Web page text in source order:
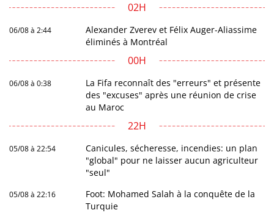
02H
06/08 à 2:44
Alexander Zverev et Félix Auger-Aliassime
éliminés à Montréal
00H
06/08 à 0:38
La Fifa reconnaît des "erreurs" et présente
des "excuses" après une réunion de crise
au Maroc
22H
05/08 à 22:54
Canicules, sécheresse, incendies: un plan
"global" pour ne laisser aucun agriculteur
"seul"
05/08 à 22:16
Foot: Mohamed Salah à la conquête de la
Turquie